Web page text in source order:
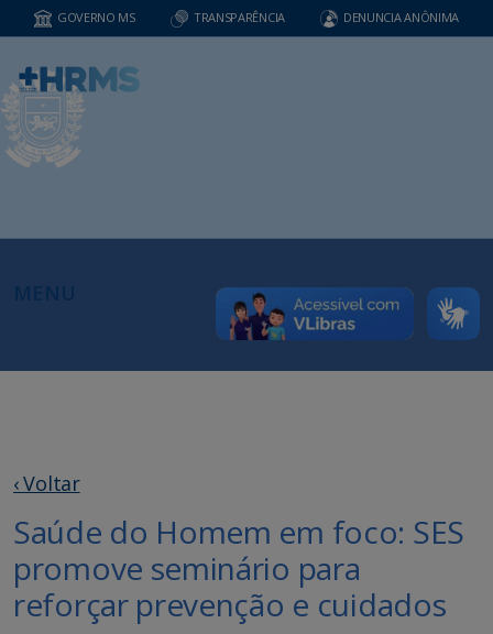
GOVERNO MS TRANSPARÊNCIA DENUNCIA ANÔNIMA
‹ Voltar
Saúde do Homem em foco: SES
promove seminário para
reforçar prevenção e cuidados